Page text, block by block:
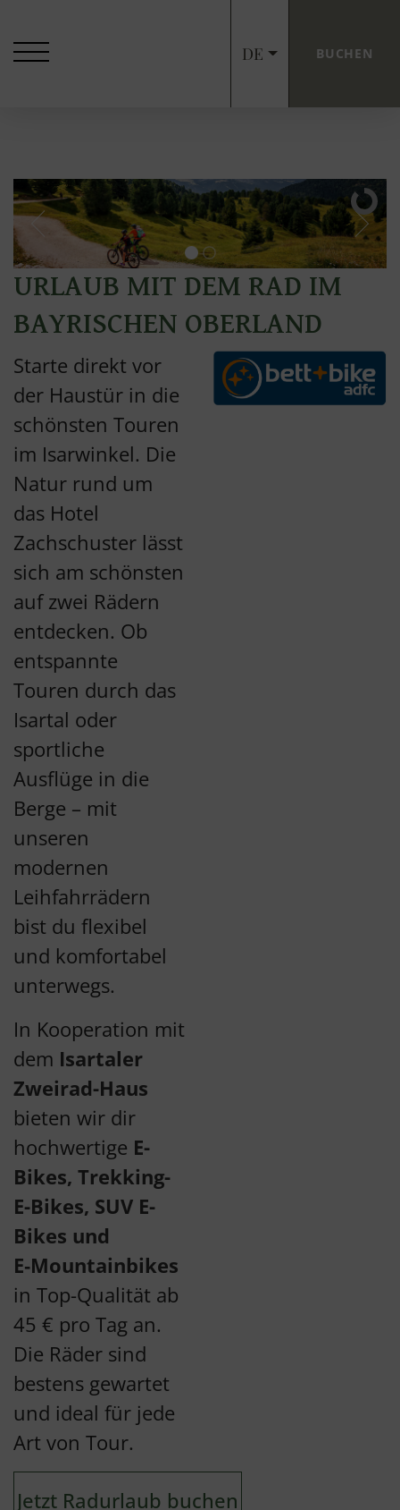
DE BUCHEN
URLAUB MIT DEM RAD IM
BAYRISCHEN OBERLAND
Starte direkt vor
der Haustür in die
schönsten Touren
im Isarwinkel. Die
Natur rund um
das Hotel
Zachschuster lässt
sich am schönsten
auf zwei Rädern
entdecken. Ob
entspannte
Touren durch das
Isartal oder
sportliche
Ausflüge in die
Berge – mit
unseren
modernen
Leihfahrrädern
bist du flexibel
und komfortabel
unterwegs.
In Kooperation mit
dem Isartaler
Zweirad-Haus
bieten wir dir
hochwertige E-
Bikes, Trekking-
E-Bikes, SUV E-
Bikes und
E‑Mountainbikes
in Top-Qualität ab
45 € pro Tag an.
Die Räder sind
bestens gewartet
und ideal für jede
Art von Tour.
Jetzt Radurlaub buchen